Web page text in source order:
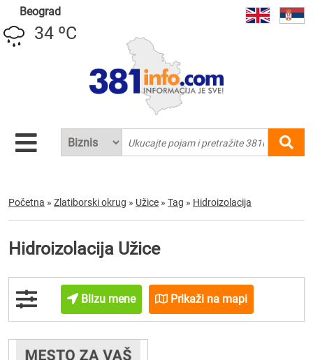
Beograd
34 ºC
Početna » Zlatiborski okrug » Užice » Tag » Hidroizolacija
Hidroizolacija Užice
Blizu mene Prikaži na mapi